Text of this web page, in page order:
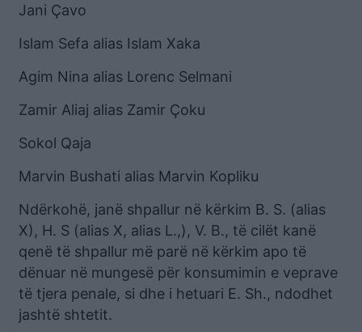
Jani Çavo
Islam Sefa alias Islam Xaka
Agim Nina alias Lorenc Selmani
Zamir Aliaj alias Zamir Çoku
Sokol Qaja
Marvin Bushati alias Marvin Kopliku
Ndërkohë, janë shpallur në kërkim B. S. (alias
X), H. S (alias X, alias L.,), V. B., të cilët kanë
qenë të shpallur më parë në kërkim apo të
dënuar në mungesë për konsumimin e veprave
të tjera penale, si dhe i hetuari E. Sh., ndodhet
jashtë shtetit.